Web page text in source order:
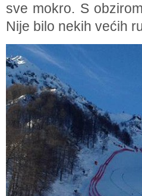
sve mokro. S
Nije bilo nekih većih